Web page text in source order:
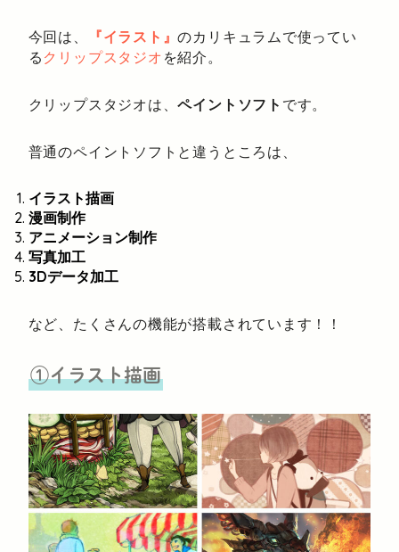
今回は、 『イラスト』のカリキュラムで使ってい
る クリップスタジオ を紹介。
クリップスタジオは、ペイントソフト です。
普通のペイントソフトと違うところは、
イラスト描画
漫画制作
アニメーション制作
写真加工
3Dデータ加工
など、たくさんの機能が搭載されています！！
①イラスト描画